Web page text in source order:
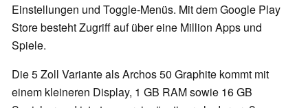
Einstellungen und Toggle-Menüs. Mit dem Google Play
Store besteht Zugriff auf über eine Million Apps und
Spiele.
Die 5 Zoll Variante als Archos 50 Graphite kommt mit
einem kleineren Display, 1 GB RAM sowie 16 GB